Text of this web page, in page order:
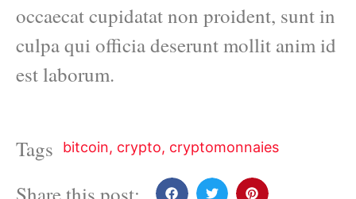
occaecat cupidatat non proident, sunt in
culpa qui officia deserunt mollit anim id
est laborum.
Tags bitcoin, crypto, cryptomonnaies
Share this post: